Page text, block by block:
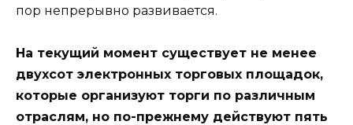
пор непрерывно развивается.
На текущий момент существует не менее
двухсот электронных торговых площадок,
которые организуют торги по различным
отраслям, но по-прежнему действуют пять